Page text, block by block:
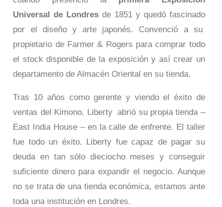
Universal de Londres de 1851 y quedó fascinado
por el diseño y arte japonés. Convenció a su
propietario de Farmer & Rogers para comprar todo
el stock disponible de la exposición y así crear un
departamento de Almacén Oriental en su tienda.
Tras 10 años como gerente y viendo el éxito de
ventas del Kimono, Liberty abrió su propia tienda –
East India House – en la calle de enfrente. El taller
fue todo un éxito. Liberty fue capaz de pagar su
deuda en tan sólo dieciocho meses y conseguir
suficiente dinero para expandir el negocio. Aunque
no se trata de una tienda económica, estamos ante
toda una institución en Londres.